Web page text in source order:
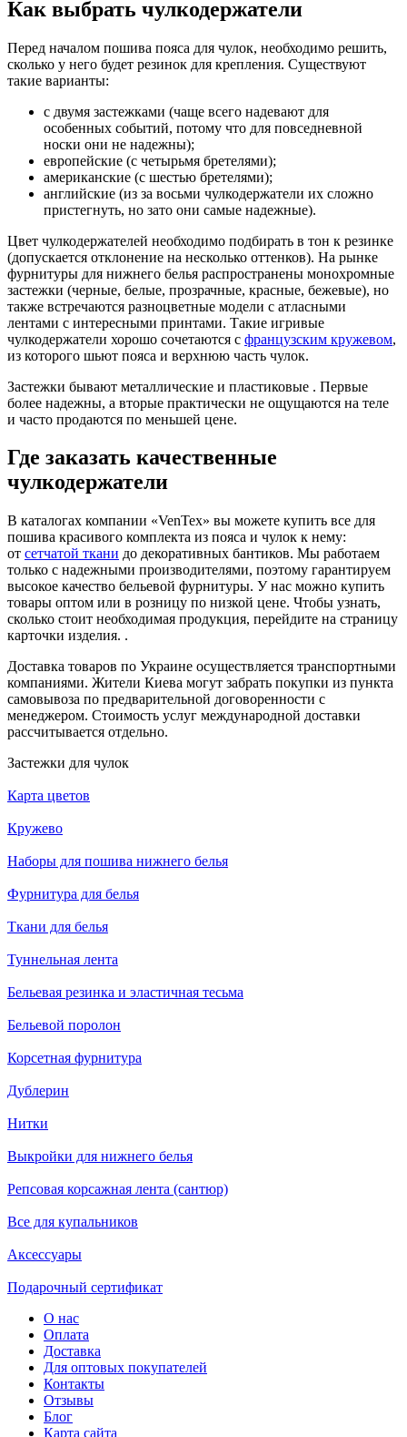
Как выбрать чулкодержатели
Перед началом пошива пояса для чулок, необходимо решить,
сколько у него будет резинок для крепления. Существуют
такие варианты:
с двумя застежками (чаще всего надевают для
особенных событий, потому что для повседневной
носки они не надежны);
европейские (с четырьмя бретелями);
американские (с шестью бретелями);
английские (из за восьми чулкодержатели их сложно
пристегнуть, но зато они самые надежные).
Цвет чулкодержателей необходимо подбирать в тон к резинке
(допускается отклонение на несколько оттенков). На рынке
фурнитуры для нижнего белья распространены монохромные
застежки (черные, белые, прозрачные, красные, бежевые), но
также встречаются разноцветные модели с атласными
лентами с интересными принтами. Такие игривые
чулкодержатели хорошо сочетаются с французским кружевом,
из которого шьют пояса и верхнюю часть чулок.
Застежки бывают металлические и пластиковые . Первые
более надежны, а вторые практически не ощущаются на теле
и часто продаются по меньшей цене.
Где заказать качественные
чулкодержатели
В каталогах компании «VenTex» вы можете купить все для
пошива красивого комплекта из пояса и чулок к нему:
от сетчатой ткани до декоративных бантиков. Мы работаем
только с надежными производителями, поэтому гарантируем
высокое качество бельевой фурнитуры. У нас можно купить
товары оптом или в розницу по низкой цене. Чтобы узнать,
сколько стоит необходимая продукция, перейдите на страницу
карточки изделия. .
Доставка товаров по Украине осуществляется транспортными
компаниями. Жители Киева могут забрать покупки из пункта
самовывоза по предварительной договоренности с
менеджером. Стоимость услуг международной доставки
рассчитывается отдельно.
Застежки для чулок
Карта цветов
Кружево
Наборы для пошива нижнего белья
Фурнитура для белья
Ткани для белья
Туннельная лента
Бельевая резинка и эластичная тесьма
Бельевой поролон
Корсетная фурнитура
Дублерин
Нитки
Выкройки для нижнего белья
Репсовая корсажная лента (сантюр)
Все для купальников
Аксессуары
Подарочный сертификат
О нас
Оплата
Доставка
Для оптовых покупателей
Контакты
Отзывы
Блог
Карта сайта